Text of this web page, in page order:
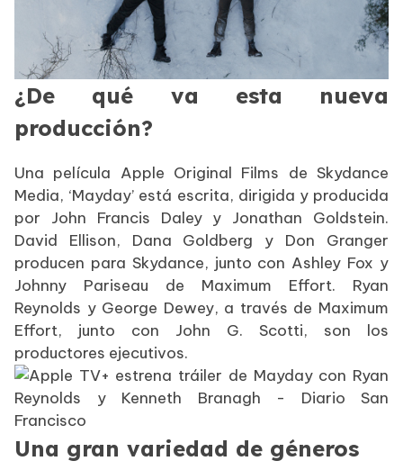
¿De qué va esta nueva
producción?
Una película Apple Original Films de Skydance
Media, ‘Mayday’ está escrita, dirigida y producida
por John Francis Daley y Jonathan Goldstein.
David Ellison, Dana Goldberg y Don Granger
producen para Skydance, junto con Ashley Fox y
Johnny Pariseau de Maximum Effort. Ryan
Reynolds y George Dewey, a través de Maximum
Effort, junto con John G. Scotti, son los
productores ejecutivos.
Una gran variedad de géneros